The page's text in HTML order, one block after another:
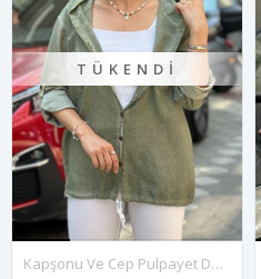
TÜKENDI
Kapşonu Ve Cep Pulpayet Detay Keten Gömlek-Haki